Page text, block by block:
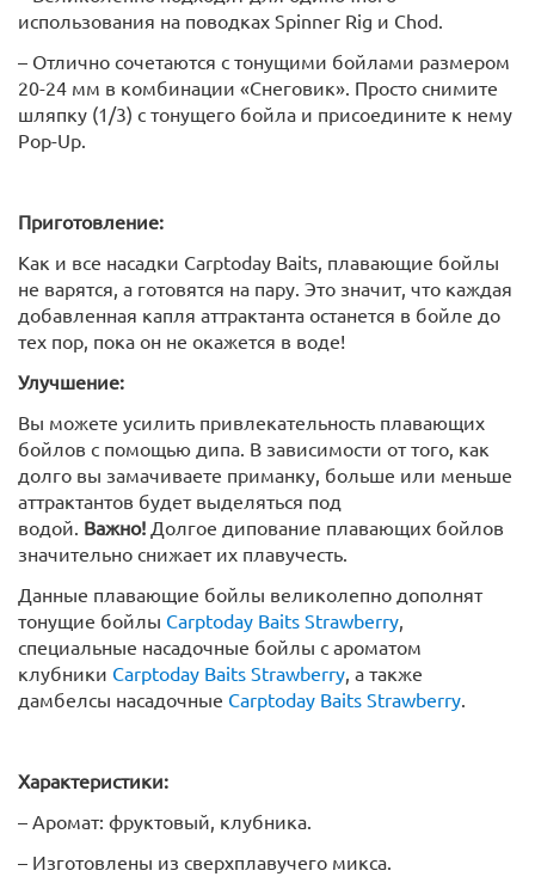
использования на поводках Spinner Rig и Chod.
– Отлично сочетаются с тонущими бойлами размером
20-24 мм в комбинации «Снеговик». Просто снимите
шляпку (1/3) с тонущего бойла и присоедините к нему
Pop-Up.
Приготовление:
Как и все насадки Carptoday Baits, плавающие бойлы
не варятся, а готовятся на пару. Это значит, что каждая
добавленная капля аттрактанта останется в бойле до
тех пор, пока он не окажется в воде!
Улучшение:
Вы можете усилить привлекательность плавающих
бойлов с помощью дипа. В зависимости от того, как
долго вы замачиваете приманку, больше или меньше
аттрактантов будет выделяться под
водой. Важно! Долгое дипование плавающих бойлов
значительно снижает их плавучесть.
Данные плавающие бойлы великолепно дополнят
тонущие бойлы Carptoday Baits Strawberry,
специальные насадочные бойлы с ароматом
клубники Carptoday Baits Strawberry, а также
дамбелсы насадочные Carptoday Baits Strawberry.
Характеристики:
– Аромат: фруктовый, клубника.
– Изготовлены из сверхплавучего микса.